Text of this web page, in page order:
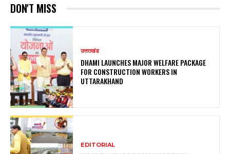
DON'T MISS
उत्तराखंड
DHAMI LAUNCHES MAJOR WELFARE PACKAGE
FOR CONSTRUCTION WORKERS IN
UTTARAKHAND
EDITORIAL